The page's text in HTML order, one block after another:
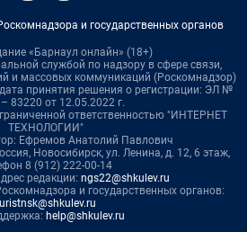
и государственных органов
«Барнаул онлайн» (18+)
службой по надзору в сфере связи,
и массовых коммуникаций (Роскомнадзор)
принятия решения о регистрации: ЭЛ №
83220 от 12.05.2022 г.
ответственностью "ИНТЕРНЕТ
ТЕХНОЛОГИИ"
Ефремов Анатолий Павлович
Новосибирск, ул. Ленина, д. 12, 6 этаж,
8 (912) 222-00-14
редакции: ngs22@shkulev.ru
и государственных органов:
help@shkulev.ru